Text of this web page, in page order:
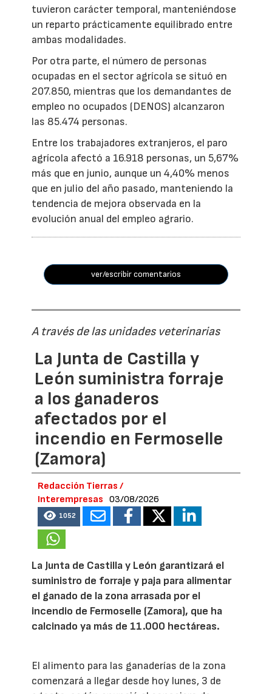
tuvieron carácter temporal, manteniéndose
un reparto prácticamente equilibrado entre
ambas modalidades.
Por otra parte, el número de personas
ocupadas en el sector agrícola se situó en
207.850, mientras que los demandantes de
empleo no ocupados (DENOS) alcanzaron
las 85.474 personas.
Entre los trabajadores extranjeros, el paro
agrícola afectó a 16.918 personas, un 5,67%
más que en junio, aunque un 4,40% menos
que en julio del año pasado, manteniendo la
tendencia de mejora observada en la
evolución anual del empleo agrario.
ver/escribir comentarios
A través de las unidades veterinarias
La Junta de Castilla y
León suministra forraje
a los ganaderos
afectados por el
incendio en Fermoselle
(Zamora)
Redacción Tierras /
Interempresas
03/08/2026
1052
La Junta de Castilla y León garantizará el
suministro de forraje y paja para alimentar
el ganado de la zona arrasada por el
incendio de Fermoselle (Zamora), que ha
calcinado ya más de 11.000 hectáreas.
El alimento para las ganaderías de la zona
comenzará a llegar desde hoy lunes, 3 de